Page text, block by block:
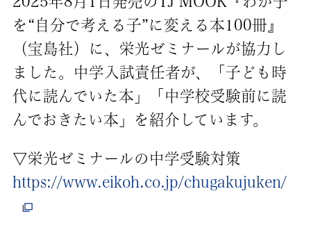
を“自分で考える子”に変える本100冊』
（宝島社）に、栄光ゼミナールが協力し
ました。中学入試責任者が、「子ども時
代に読んでいた本」「中学校受験前に読
んでおきたい本」を紹介しています。
▽栄光ゼミナールの中学受験対策
https://www.eikoh.co.jp/chugakujuken/